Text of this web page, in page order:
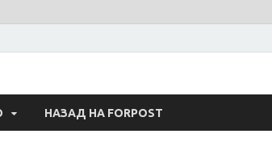
НАЗАД НА FORPOST